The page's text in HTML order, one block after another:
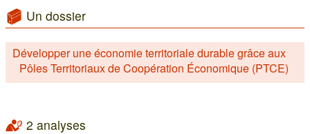
Un dossier
Développer une économie territoriale durable grâce aux
Pôles Territoriaux de Coopération Économique (PTCE)
2 analyses